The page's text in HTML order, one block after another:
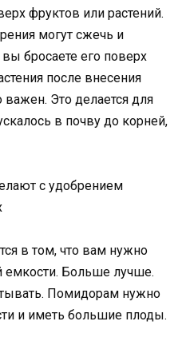
фруктов или растений.
могут сжечь и
бросаете его поверх
после внесения
Это делается для
в почву до корней,
с удобрением
в том, что вам нужно
емкости. Больше лучше.
Помидорам нужно
и иметь большие плоды.